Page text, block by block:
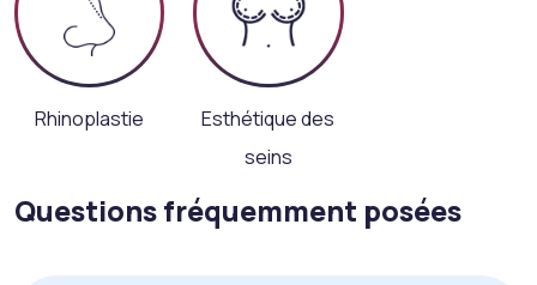
Rhinoplastie
Esthétique des
seins
Questions fréquemment posées